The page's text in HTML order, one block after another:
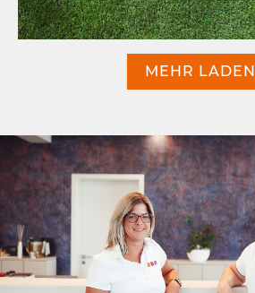
MEHR LADEN